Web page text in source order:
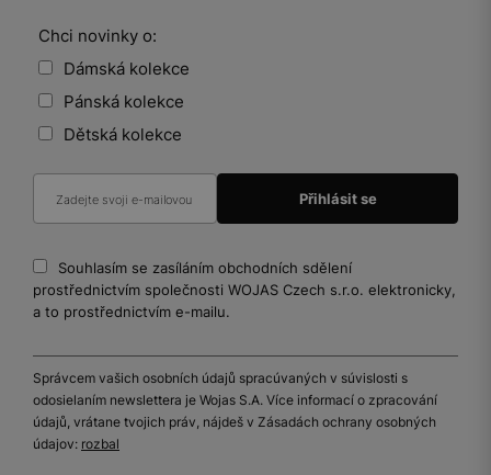
Chci novinky o:
Dámská kolekce
Pánská kolekce
Dětská kolekce
Souhlasím se zasíláním obchodních sdělení
prostřednictvím společnosti WOJAS Czech s.r.o. elektronicky,
a to prostřednictvím e-mailu.
Správcem vašich osobních údajů spracúvaných v súvislosti s
odosielaním newslettera je Wojas S.A. Více informací o zpracování
údajů, vrátane tvojich práv, nájdeš v Zásadách ochrany osobných
údajov: rozbal